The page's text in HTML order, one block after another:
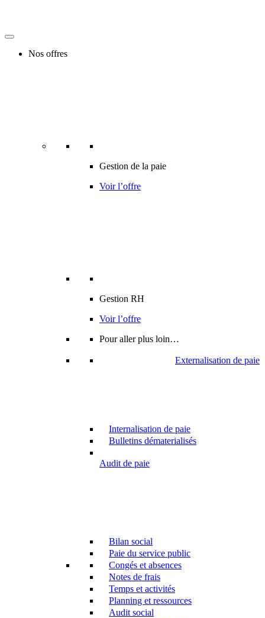
Nos offres
Gestion de la paie
Voir l’offre
Gestion RH
Voir l’offre
Pour aller plus loin…
Externalisation de paie
Internalisation de paie
Bulletins dématerialisés
Audit de paie
Bilan social
Paie du service public
Congés et absences
Notes de frais
Temps et activités
Planning et ressources
Audit social